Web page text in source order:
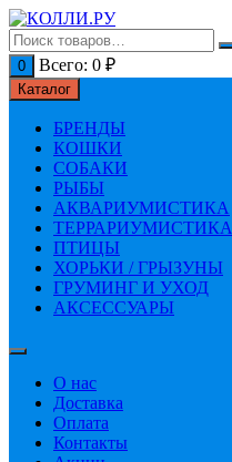
Перейти
к
содержимому
0 Всего: 0 ₽
Каталог
БРЕНДЫ
КОШКИ
СОБАКИ
РЫБЫ
АКВАРИУМИСТИКА
ТЕРРАРИУМИСТИКА
ПТИЦЫ
ХОРЬКИ / ГРЫЗУНЫ
ГРУМИНГ И УХОД
АКСЕССУАРЫ
О нас
Доставка
Оплата
Контакты